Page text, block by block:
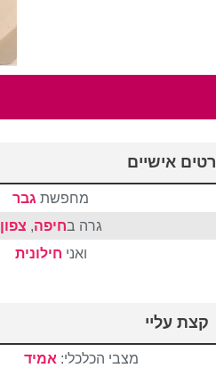
אישיים
מחפשת גבר
גרה בחיפה, צפון
ואני חילונית
קצת עליי
מצבי הכלכלי: אמיד